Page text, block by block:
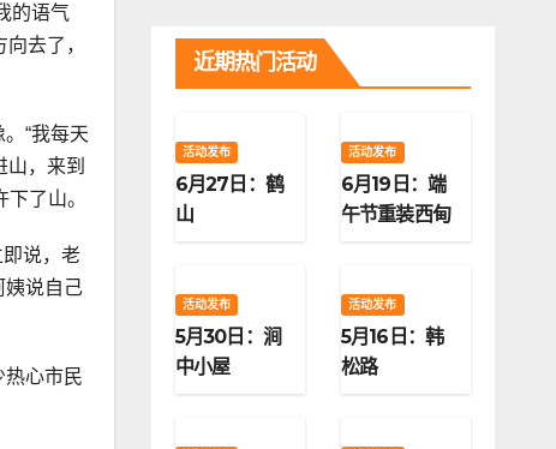
的语气
去了，
“我每天
，来到
了山。
说，老
姨说自己
热心市民
近期热门活动
活动发布
6月27日：鹤
山
活动发布
6月19日：端
午节重装西甸
活动发布
5月30日：涧
中小屋
活动发布
5月16日：韩
松路